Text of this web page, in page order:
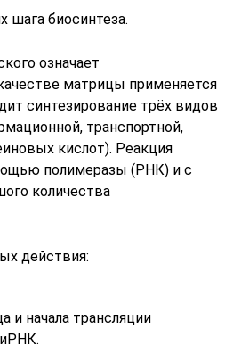
шага биосинтеза.
означает
матрицы применяется
синтезирование трёх видов
транспортной,
кислот). Реакция
полимеразы (РНК) и с
количества
действия:
и начала трансляции